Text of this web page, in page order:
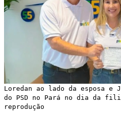
Loredan ao lado da esposa
do PSD no Pará no dia da
reprodução